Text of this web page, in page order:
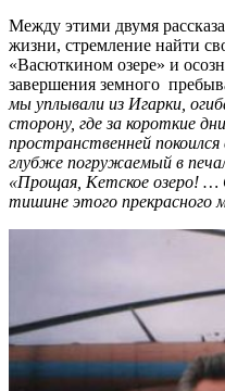
Между этими двумя
жизни, стремление найти
«Васюткином озере» и
завершения земного
мы уплывали из Игарки,
сторону, где за короткие
пространственней
глубже погружаемый в
«Прощая, Кетское озеро! …
тишине этого прекрасного